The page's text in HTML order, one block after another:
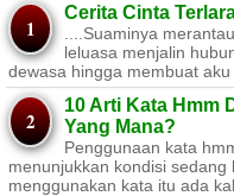
Cerita Cinta
....Suaminya
leluasa menjalin
dewasa hingga membuat aku
10 Arti Kata Hmm
Yang Mana?
Penggunaan kata
menunjukkan kondisi
menggunakan kata itu ada